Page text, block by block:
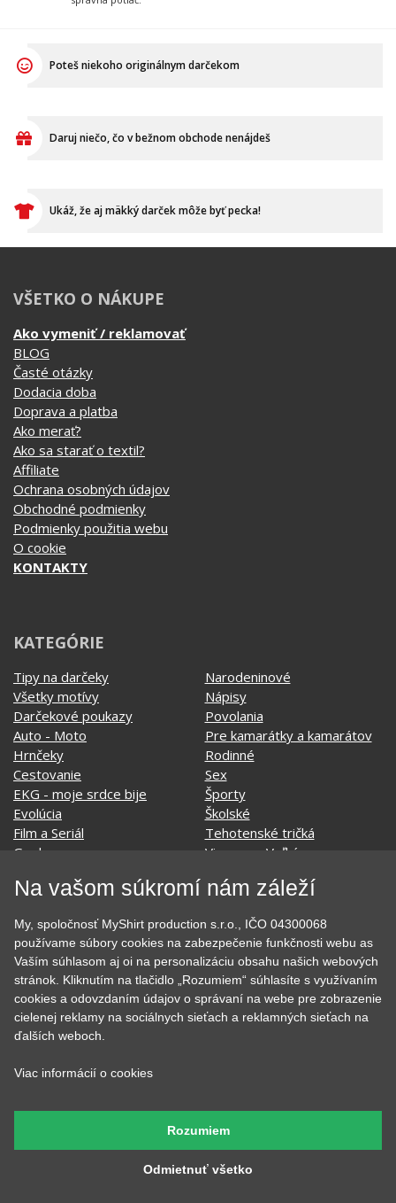
Poteš niekoho originálnym darčekom
Daruj niečo, čo v bežnom obchode nenájdeš
Ukáž, že aj mäkký darček môže byť pecka!
VŠETKO O NÁKUPE
Ako vymeniť / reklamovať
BLOG
Časté otázky
Dodacia doba
Doprava a platba
Ako merať?
Ako sa starať o textil?
Affiliate
Ochrana osobných údajov
Obchodné podmienky
Podmienky použitia webu
O cookie
KONTAKTY
KATEGÓRIE
Tipy na darčeky
Všetky motívy
Darčekové poukazy
Auto - Moto
Hrnčeky
Cestovanie
EKG - moje srdce bije
Evolúcia
Film a Seriál
Geek
Hudobné
Kvetiny
Láska
Narodeninové
Nápisy
Povolania
Pre kamarátky a kamarátov
Rodinné
Sex
Športy
Školské
Tehotenské tričká
Vianoce a Veľká noc
Významné dni
MyShirt
SOCIÁLNE SIETE
Na vašom súkromí nám záleží
My, spoločnosť MyShirt production s.r.o., IČO 04300068
používame súbory cookies na zabezpečenie funkčnosti webu as
Vaším súhlasom aj oi na personalizáciu obsahu našich webových
stránok. Kliknutím na tlačidlo „Rozumiem“ súhlasíte s využívaním
cookies a odovzdaním údajov o správaní na webe pre zobrazenie
cielenej reklamy na sociálnych sieťach a reklamných sieťach na
ďalších weboch.
Viac informácií o cookies
Odmietnuť všetko
Rozumiem